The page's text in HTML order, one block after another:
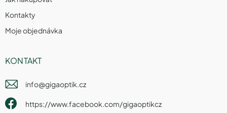
Kontakty
Moje objednávka
KONTAKT
info@gigaoptik.cz
https://www.facebook.com/gigaoptikcz